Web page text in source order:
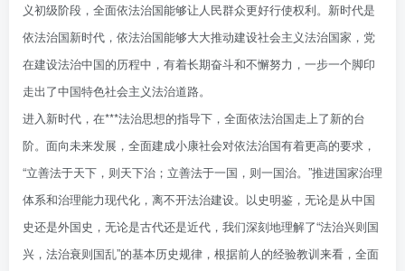
义初级阶段，全面依法治国能够让人民群众更好行使权利。新时代是
依法治国新时代，依法治国能够大大推动建设社会主义法治国家，党
在建设法治中国的历程中，有着长期奋斗和不懈努力，一步一个脚印
走出了中国特色社会主义法治道路。
进入新时代，在***法治思想的指导下，全面依法治国走上了新的台
阶。面向未来发展，全面建成小康社会对依法治国有着更高的要求，
“立善法于天下，则天下治；立善法于一国，则一国治。”推进国家治理
体系和治理能力现代化，离不开法治建设。以史明鉴，无论是从中国
史还是外国史，无论是古代还是近代，我们深刻地理解了“法治兴则国
兴，法治衰则国乱”的基本历史规律，根据前人的经验教训来看，全面